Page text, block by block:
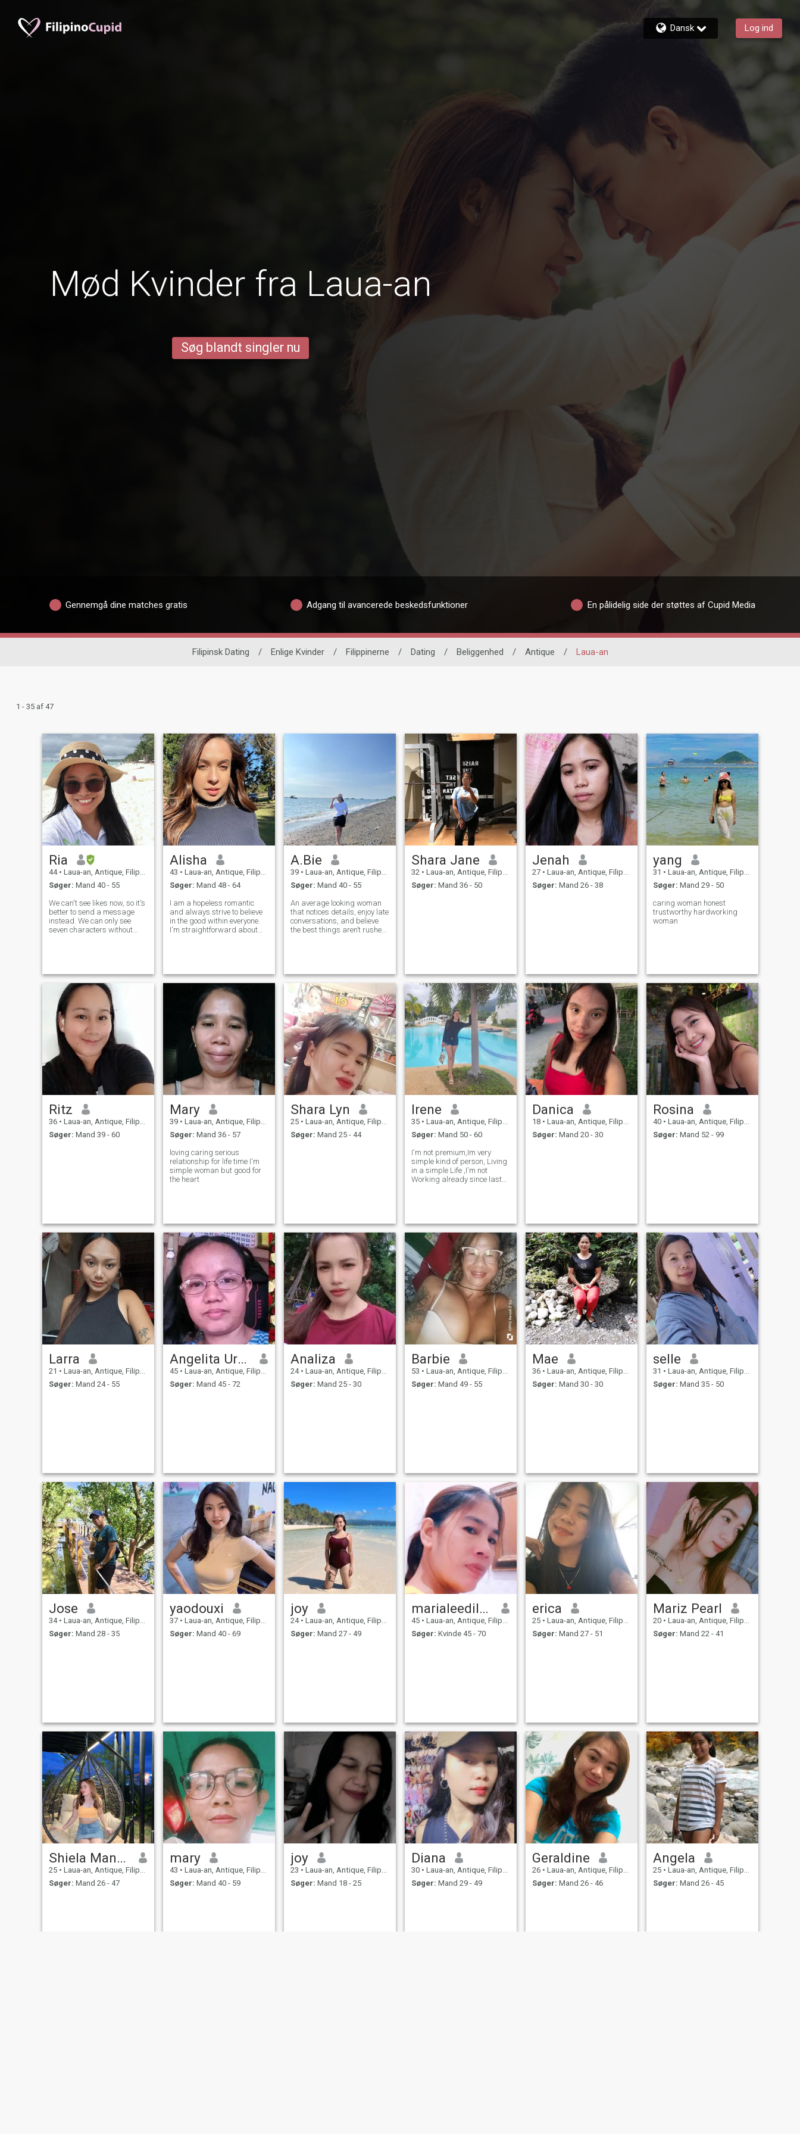
Dansk Log ind
Mød Kvinder fra Laua-an
Søg blandt singler nu
Gennemgå dine matches gratis Adgang til avancerede beskedsfunktioner En pålidelig side der støttes af Cupid Media
Filipinsk Dating / Enlige Kvinder / Filippinerne / Dating / Beliggenhed / Antique / Laua-an
1 - 35 af 47
Ria
44 • Laua-an, Antique, Filippinerne
Søger: Mand 40 - 55
We can't see likes now, so it's
better to send a message
instead. We can only see
seven characters without
Passport as a Proof. Real A
Alisha
43 • Laua-an, Antique, Filippinerne
Søger: Mand 48 - 64
I am a hopeless romantic
and always strive to believe
in the good within everyone.
I'm straightforward about
and is a great and open
A.Bie
39 • Laua-an, Antique, Filippinerne
Søger: Mand 40 - 55
An average looking woman
that notices details, enjoy late
conversations, and believe
the best things aren’t rushed.
Shara Jane
32 • Laua-an, Antique, Filippinerne
Søger: Mand 36 - 50
Jenah
27 • Laua-an, Antique, Filippinerne
Søger: Mand 26 - 38
yang
31 • Laua-an, Antique, Filippinerne
Søger: Mand 29 - 50
caring woman honest
trustworthy hardworking
woman
Ritz
36 • Laua-an, Antique, Filippinerne
Søger: Mand 39 - 60
Mary
39 • Laua-an, Antique, Filippinerne
Søger: Mand 36 - 57
loving caring serious
relationship for life time I'm
simple woman but good for
the heart
Shara Lyn
25 • Laua-an, Antique, Filippinerne
Søger: Mand 25 - 44
Irene
35 • Laua-an, Antique, Filippinerne
Søger: Mand 50 - 60
I'm not premium,Im very
simple kind of person, Living
in a simple Life ,I'm not
Working already since last
Danica
18 • Laua-an, Antique, Filippinerne
Søger: Mand 20 - 30
Rosina
40 • Laua-an, Antique, Filippinerne
Søger: Mand 52 - 99
Larra
21 • Laua-an, Antique, Filippinerne
Søger: Mand 24 - 55
Angelita Urbano
45 • Laua-an, Antique, Filippinerne
Søger: Mand 45 - 72
Analiza
24 • Laua-an, Antique, Filippinerne
Søger: Mand 25 - 30
Barbie
53 • Laua-an, Antique, Filippinerne
Søger: Mand 49 - 55
Mae
36 • Laua-an, Antique, Filippinerne
Søger: Mand 30 - 30
selle
31 • Laua-an, Antique, Filippinerne
Søger: Mand 35 - 50
Jose
34 • Laua-an, Antique, Filippinerne
Søger: Mand 28 - 35
yaodouxi
37 • Laua-an, Antique, Filippinerne
Søger: Mand 40 - 69
joy
24 • Laua-an, Antique, Filippinerne
Søger: Mand 27 - 49
marialeedilao
45 • Laua-an, Antique, Filippinerne
Søger: Kvinde 45 - 70
erica
25 • Laua-an, Antique, Filippinerne
Søger: Mand 27 - 51
Mariz Pearl
20 • Laua-an, Antique, Filippinerne
Søger: Mand 22 - 41
Shiela Manuel
25 • Laua-an, Antique, Filippinerne
Søger: Mand 26 - 47
mary
43 • Laua-an, Antique, Filippinerne
Søger: Mand 40 - 59
joy
23 • Laua-an, Antique, Filippinerne
Søger: Mand 18 - 25
Diana
30 • Laua-an, Antique, Filippinerne
Søger: Mand 29 - 49
Geraldine
26 • Laua-an, Antique, Filippinerne
Søger: Mand 26 - 46
Angela
25 • Laua-an, Antique, Filippinerne
Søger: Mand 26 - 45